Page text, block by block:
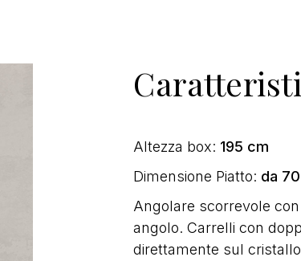
Altezza box: 195 cm
Dimensione Piatto: da
Angolare scorrevole
angolo. Carrelli con
direttamente sul